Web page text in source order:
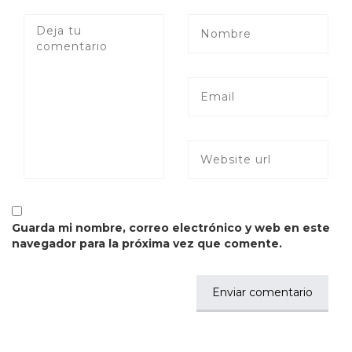
Guarda mi nombre, correo electrónico y web en este
navegador para la próxima vez que comente.